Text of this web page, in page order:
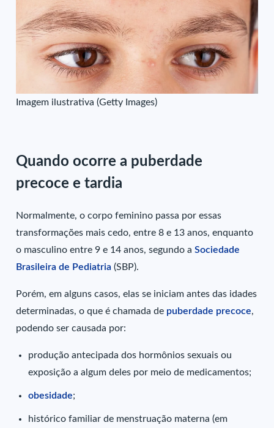
Imagem ilustrativa (Getty Images)
Quando ocorre a puberdade
precoce e tardia
Normalmente, o corpo feminino passa por essas
transformações mais cedo, entre 8 e 13 anos, enquanto
o masculino entre 9 e 14 anos, segundo aSociedade
Brasileira de Pediatria (SBP).
Porém, em alguns casos, elas se iniciam antes das idades
determinadas, o que é chamada de puberdade precoce,
podendo ser causada por:
produção antecipada dos hormônios sexuais ou
exposição a algum deles por meio de medicamentos;
obesidade;
histórico familiar de menstruação materna (em